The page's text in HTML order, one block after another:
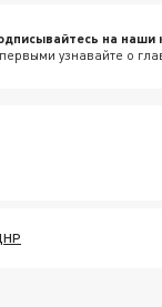
на наши
узнавайте о